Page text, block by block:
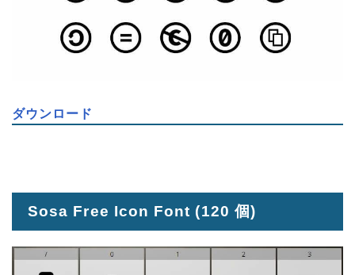
ダウンロード
Sosa Free Icon Font (120 個)